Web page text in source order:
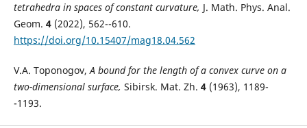
tetrahedra in spaces of constant curvature, J. Math. Phys. Anal.
Geom. 4(2022), 562--610.
https://doi.org/10.15407/mag18.04.562
V.A. Toponogov,A bound for the length of a convex curve on a
two-dimensional surface, Sibirsk. Mat. Zh. 4(1963), 1189-
-1193.